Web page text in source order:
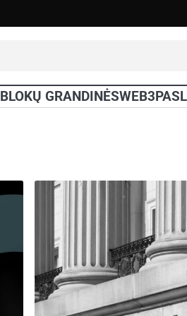
BLOKŲ GRANDINĖSWEB3